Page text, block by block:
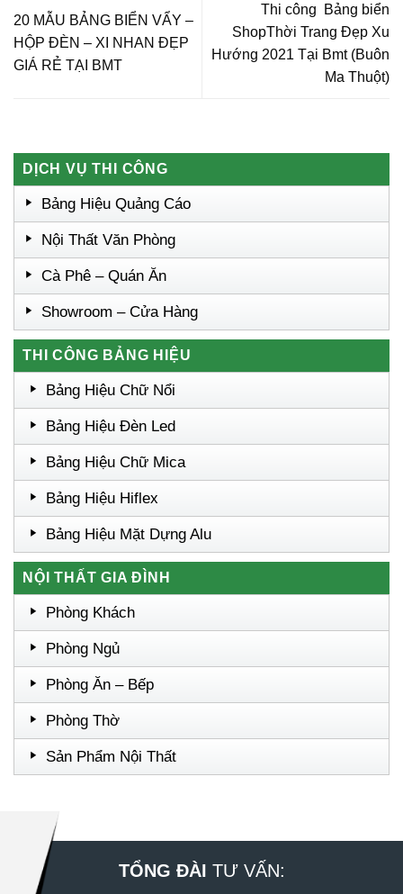
20 MẪU BẢNG BIỂN VẨY –
HỘP ĐÈN – XI NHAN ĐẸP
GIÁ RẺ TẠI BMT
Thi công Bảng biển
ShopThời Trang Đẹp Xu
Hướng 2021 Tại Bmt (Buôn
Ma Thuột)
DỊCH VỤ THI CÔNG
Bảng Hiệu Quảng Cáo
Nội Thất Văn Phòng
Cà Phê – Quán Ăn
Showroom – Cửa Hàng
THI CÔNG BẢNG HIỆU
Bảng Hiệu Chữ Nổi
Bảng Hiệu Đèn Led
Bảng Hiệu Chữ Mica
Bảng Hiệu Hiflex
Bảng Hiệu Mặt Dựng Alu
NỘI THẤT GIA ĐÌNH
Phòng Khách
Phòng Ngủ
Phòng Ăn – Bếp
Phòng Thờ
Sản Phẩm Nội Thất
TỔNG ĐÀI TƯ VẤN: